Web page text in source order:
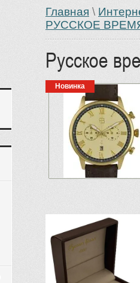
Главная \
РУССКОЕ
Русское
Новинка